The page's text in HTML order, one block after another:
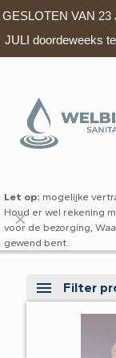
GESLOTEN VAN 23
JULI doordeweeks
Let op: mogelijke
Houd er wel rekening
voor de bezorging,
gewend bent.
✕
Filter